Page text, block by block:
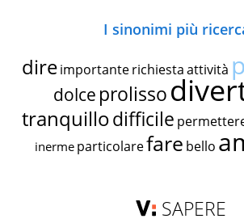
I sinonimi più
dire importante richiestaattività
dolce prolisso
tranquillodifficile
inerme particolarefare bello
SAPERE